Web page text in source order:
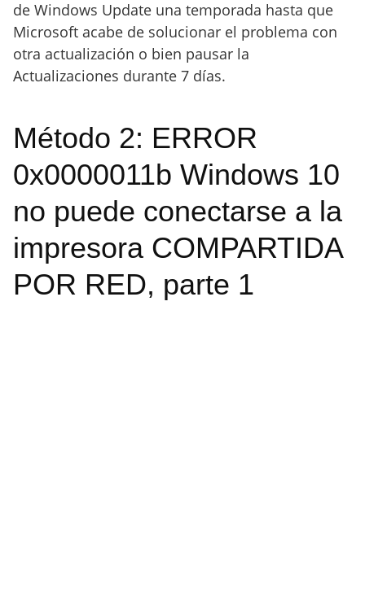
de Windows Update una temporada hasta que
Microsoft acabe de solucionar el problema con
otra actualización o bien pausar la
Actualizaciones durante 7 días.
Método 2: ERROR
0x0000011b Windows 10
no puede conectarse a la
impresora COMPARTIDA
POR RED, parte 1